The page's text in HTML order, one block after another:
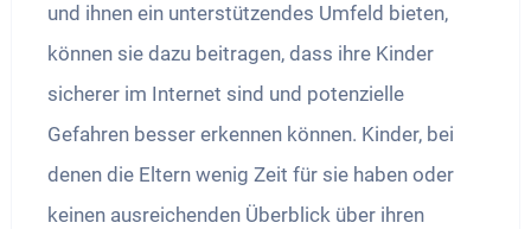
und ihnen ein unterstützendes Umfeld bieten,
können sie dazu beitragen, dass ihre Kinder
sicherer im Internet sind und potenzielle
Gefahren besser erkennen können. Kinder, bei
denen die Eltern wenig Zeit für sie haben oder
keinen ausreichenden Überblick über ihren